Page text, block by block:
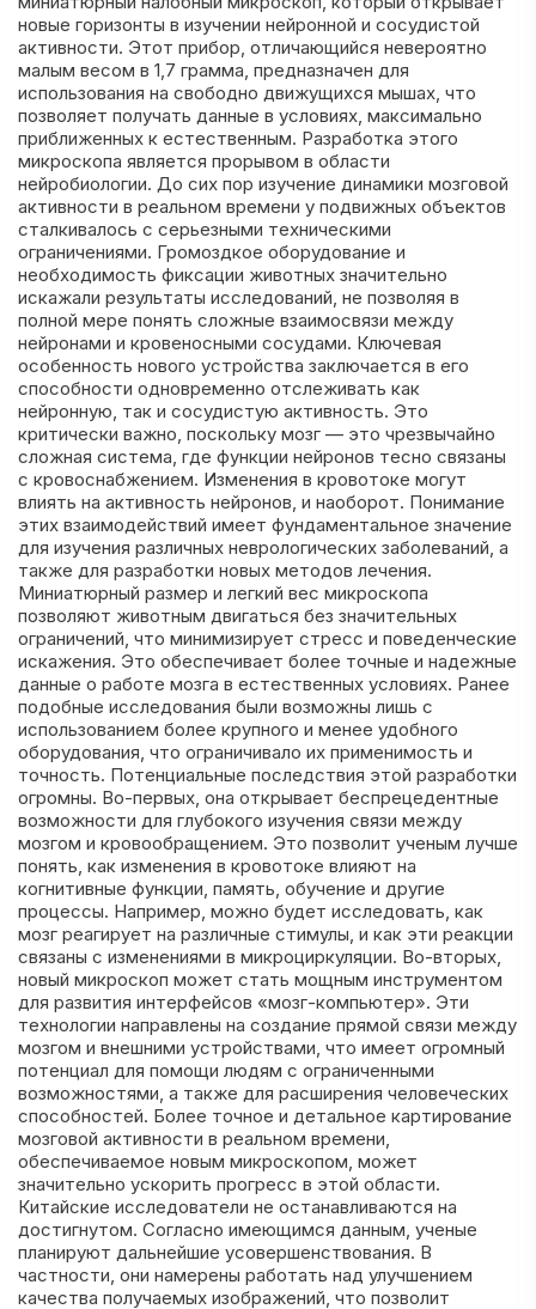
новые горизонты в изучении нейронной и сосудистой
активности. Этот прибор, отличающийся невероятно
малым весом в 1,7 грамма, предназначен для
использования на свободно движущихся мышах, что
позволяет получать данные в условиях, максимально
приближенных к естественным. Разработка этого
микроскопа является прорывом в области
нейробиологии. До сих пор изучение динамики мозговой
активности в реальном времени у подвижных объектов
сталкивалось с серьезными техническими
ограничениями. Громоздкое оборудование и
необходимость фиксации животных значительно
искажали результаты исследований, не позволяя в
полной мере понять сложные взаимосвязи между
нейронами и кровеносными сосудами. Ключевая
особенность нового устройства заключается в его
способности одновременно отслеживать как
нейронную, так и сосудистую активность. Это
критически важно, поскольку мозг — это чрезвычайно
сложная система, где функции нейронов тесно связаны
с кровоснабжением. Изменения в кровотоке могут
влиять на активность нейронов, и наоборот. Понимание
этих взаимодействий имеет фундаментальное значение
для изучения различных неврологических заболеваний, а
также для разработки новых методов лечения.
Миниатюрный размер и легкий вес микроскопа
позволяют животным двигаться без значительных
ограничений, что минимизирует стресс и поведенческие
искажения. Это обеспечивает более точные и надежные
данные о работе мозга в естественных условиях. Ранее
подобные исследования были возможны лишь с
использованием более крупного и менее удобного
оборудования, что ограничивало их применимость и
точность. Потенциальные последствия этой разработки
огромны. Во-первых, она открывает беспрецедентные
возможности для глубокого изучения связи между
мозгом и кровообращением. Это позволит ученым лучше
понять, как изменения в кровотоке влияют на
когнитивные функции, память, обучение и другие
процессы. Например, можно будет исследовать, как
мозг реагирует на различные стимулы, и как эти реакции
связаны с изменениями в микроциркуляции. Во-вторых,
новый микроскоп может стать мощным инструментом
для развития интерфейсов «мозг-компьютер». Эти
технологии направлены на создание прямой связи между
мозгом и внешними устройствами, что имеет огромный
потенциал для помощи людям с ограниченными
возможностями, а также для расширения человеческих
способностей. Более точное и детальное картирование
мозговой активности в реальном времени,
обеспечиваемое новым микроскопом, может
значительно ускорить прогресс в этой области.
Китайские исследователи не останавливаются на
достигнутом. Согласно имеющимся данным, ученые
планируют дальнейшие усовершенствования. В
частности, они намерены работать над улучшением
качества получаемых изображений, что позволит